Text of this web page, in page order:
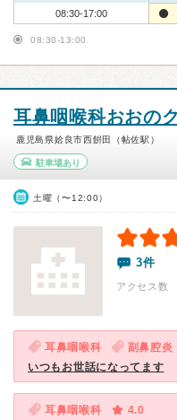
08:30-17:00
08:30-13:00
耳鼻咽喉科おおの
鹿児島県姶良市西餠田（帖佐駅）
駐車場あり
土曜（〜12:00）
3件
アクセス数
耳鼻咽喉科 副鼻腔炎
いつもお世話になってます
耳鼻咽喉科
4.0